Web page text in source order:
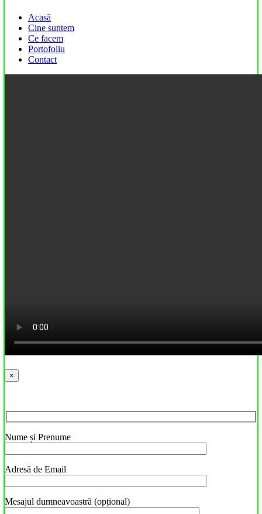
Close
Menu
Acasă
Cine suntem
Ce facem
Portofoliu
Contact
×
Nume și Prenume
Adresă de Email
Mesajul dumneavoastră (opțional)